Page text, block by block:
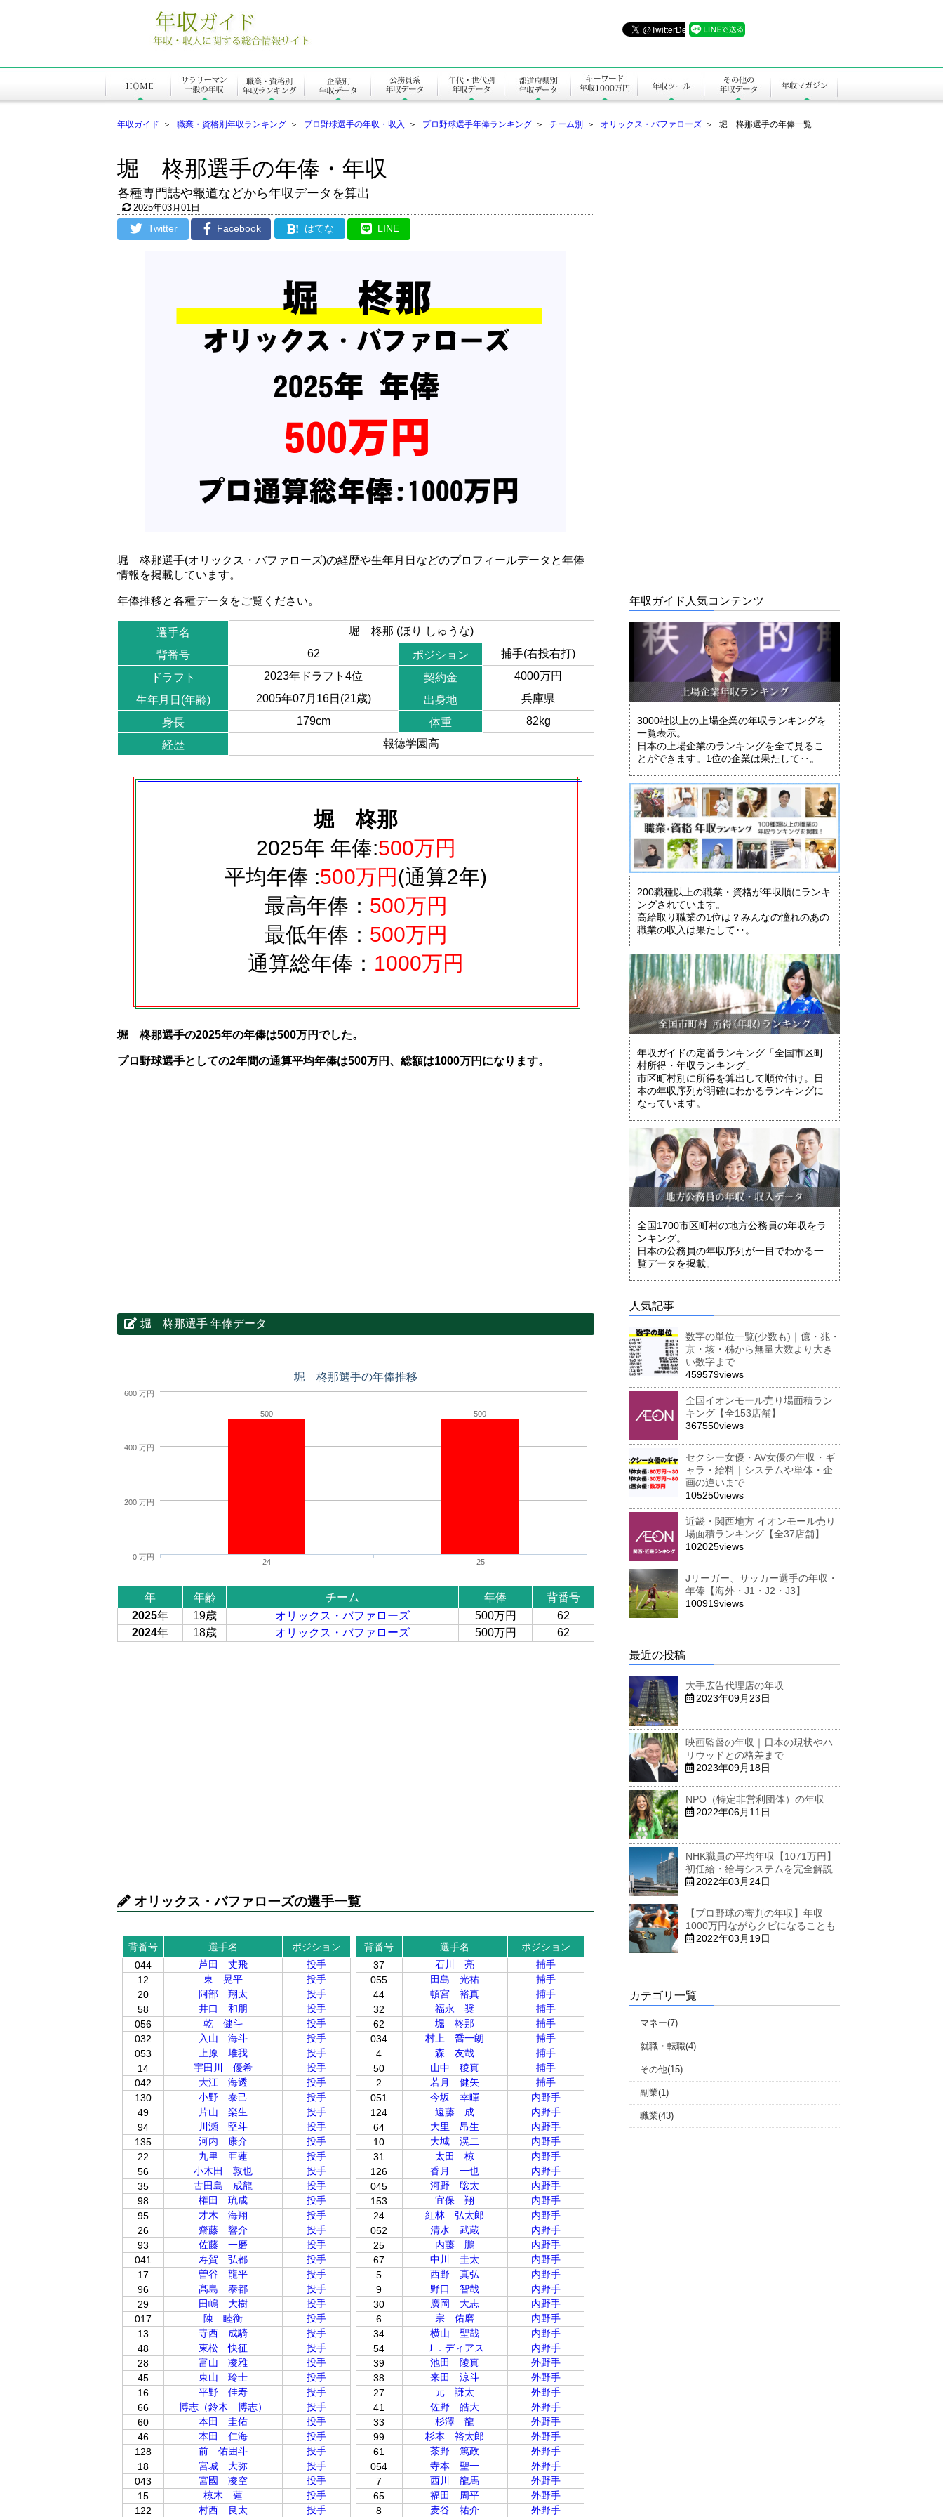
年収ガイド ＞ 職業・資格別年収ランキング ＞ プロ野球選手の年収・収入 ＞ プロ野球選手年俸ランキング ＞ チーム別 ＞ オリックス・バファローズ ＞ 堀 柊那選手の年俸一覧
堀 柊那選手の年俸・年収
各種専門誌や報道などから年収データを算出
2025年03月01日
Twitter Facebook ! はてな LINE
堀 柊那選手(オリックス・バファローズ)の経歴や生年月日などのプロフィールデータと年俸
情報を掲載しています。
年俸推移と各種データをご覧ください。
選手名
堀 柊那 (ほり しゅうな)
背番号
62 ポジション
捕手(右投右打)
ドラフト
2023年ドラフト4位 契約金
4000万円
生年月日(年齢)
2005年07月16日(21歳) 出身地
兵庫県
身長
179cm 体重
82kg
経歴
報徳学園高
堀 柊那
2025年 年俸:500万円
平均年俸 :500万円(通算2年)
最高年俸： 500万円
最低年俸： 500万円
通算総年俸： 1000万円
堀 柊那選手の2025年の年俸は500万円でした。
プロ野球選手としての2年間の通算平均年俸は500万円、総額は1000万円になります。
堀 柊那選手 年俸データ
堀 柊那選手の年俸推移
500 500
24 25
0 万円
200 万円
400 万円
600 万円
年 年齢 チーム 年俸
背番号
2025年 19歳 オリックス・バファローズ 500万円
62
2024年 18歳 オリックス・バファローズ 500万円 62
オリックス・バファローズの選手一覧
背番号 選手名
ポジション
044
芦田 丈飛
投手
12
東 晃平
投手
20
阿部 翔太
投手
58
井口 和朋
投手
056
乾 健斗
投手
032
入山 海斗
投手
053
上原 堆我
投手
14
宇田川 優希
投手
042
大江 海透
投手
130
小野 泰己
投手
49
片山 楽生
投手
94
川瀬 堅斗
投手
135
河内 康介
投手
22
九里 亜蓮
投手
56
小木田 敦也
投手
35
古田島 成龍
投手
98
権田 琉成
投手
95
才木 海翔
投手
26
齋藤 響介
投手
93
佐藤 一磨
投手
041
寿賀 弘都
投手
17
曽谷 龍平
投手
96
髙島 泰都
投手
29
田嶋 大樹
投手
017
陳 睦衡
投手
13
寺西 成騎
投手
48
東松 快征
投手
28
富山 凌雅
投手
45
東山 玲士
投手
16
平野 佳寿
投手
66
博志（鈴木 博志）
投手
60
本田 圭佑
投手
46
本田 仁海
投手
128
前 佑囲斗
投手
18
宮城 大弥
投手
043
宮國 凌空
投手
15
椋木 蓮
投手
122
村西 良太 投手
背番号 選手名
ポジション
37
石川 亮
捕手
055
田島 光祐
捕手
44
頓宮 裕真
捕手
32
福永 奨
捕手
62
堀 柊那
捕手
034
村上 喬一朗
捕手
4
森 友哉
捕手
50
山中 稜真
捕手
2
若月 健矢
捕手
051
今坂 幸暉
内野手
124
遠藤 成
内野手
64
大里 昂生
内野手
10
大城 滉二
内野手
31
太田 椋
内野手
126
香月 一也
内野手
045
河野 聡太
内野手
153
宜保 翔
内野手
24
紅林 弘太郎
内野手
052
清水 武蔵
内野手
25
内藤 鵬
内野手
67
中川 圭太
内野手
5
西野 真弘
内野手
9
野口 智哉
内野手
30
廣岡 大志
内野手
6
宗 佑磨
内野手
34
横山 聖哉
内野手
54
Ｊ．ディアス
内野手
39
池田 陵真
外野手
38
来田 涼斗
外野手
27
元 謙太
外野手
41
佐野 皓大
外野手
33
杉澤 龍
外野手
99
杉本 裕太郎
外野手
61
茶野 篤政
外野手
054
寺本 聖一
外野手
7
西川 龍馬
外野手
65
福田 周平
外野手
8
麦谷 祐介 外野手
年収ガイド人気コンテンツ
3000社以上の上場企業の年収ランキングを
一覧表示。
日本の上場企業のランキングを全て見るこ
とができます。1位の企業は果たして‥。
200職種以上の職業・資格が年収順にランキ
ングされています。
高給取り職業の1位は？みんなの憧れのあの
職業の収入は果たして‥。
年収ガイドの定番ランキング「全国市区町
村所得・年収ランキング」
市区町村別に所得を算出して順位付け。日
本の年収序列が明確にわかるランキングに
なっています。
全国1700市区町村の地方公務員の年収をラ
ンキング。
日本の公務員の年収序列が一目でわかる一
覧データを掲載。
人気記事
数字の単位一覧(少数も)｜億・兆・
京・垓・秭から無量大数より大き
い数字まで
459579views
全国イオンモール売り場面積ラン
キング【全153店舗】
367550views
セクシー女優・AV女優の年収・ギ
ャラ・給料｜システムや単体・企
画の違いまで
105250views
近畿・関西地方 イオンモール売り
場面積ランキング【全37店舗】
102025views
Jリーガー、サッカー選手の年収・
年俸【海外・J1・J2・J3】
100919views
最近の投稿
大手広告代理店の年収
2023年09月23日
映画監督の年収｜日本の現状やハ
リウッドとの格差まで
2023年09月18日
NPO（特定非営利団体）の年収
2022年06月11日
NHK職員の平均年収【1071万円】
初任給・給与システムを完全解説
2022年03月24日
【プロ野球の審判の年収】年収
1000万円ながらクビになることも
2022年03月19日
カテゴリ一覧
マネー(7)
就職・転職(4)
その他(15)
副業(1)
職業(43)